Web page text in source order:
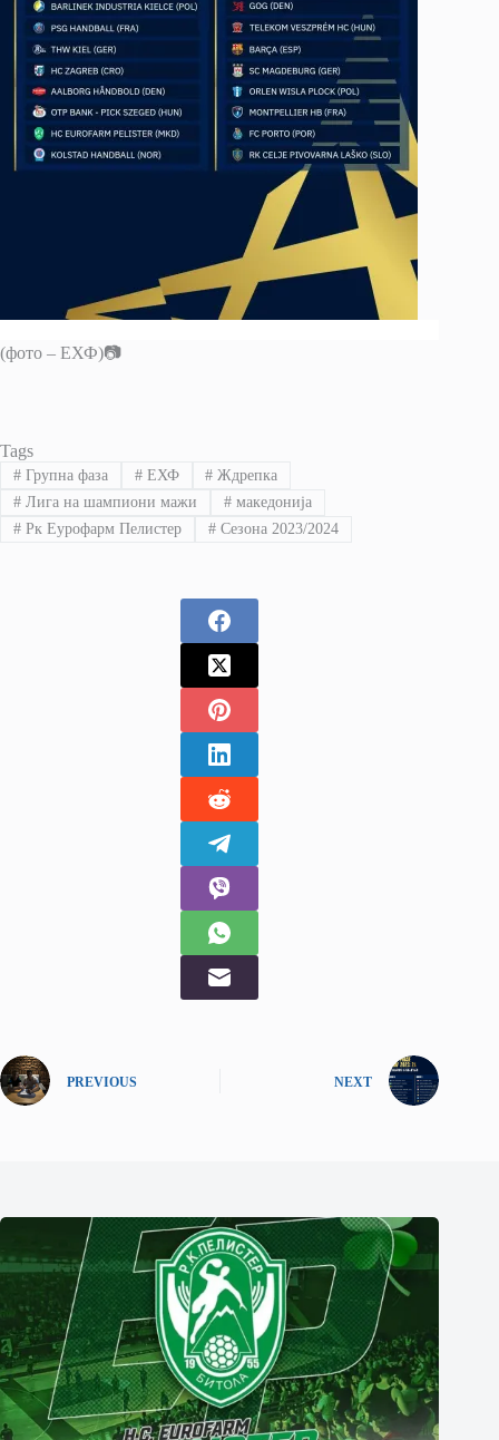
(фото – ЕХФ)📷
Tags
#Групна фаза #ЕХФ # Ждрепка
#Лига на шампиони мажи #македонија
#Рк Еурофарм Пелистер #Сезона 2023/2024
PREVIOUS NEXT